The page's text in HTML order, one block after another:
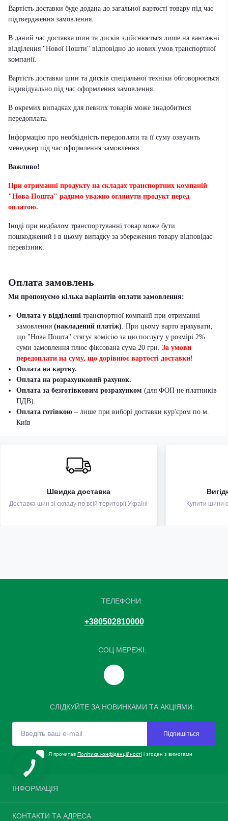
Вартість доставки буде додана до загальної вартості товару під час
підтвердження замовлення.
В даний час доставка шин та дисків здійснюється лише на вантажні
відділення "Нової Пошти" відповідно до нових умов транспортної
компанії.
Вартість доставки шин та дисків спеціальної техніки обговорюється
індивідуально під час оформлення замовлення.
В окремих випадках для певних товарів може знадобитися
передоплата.
Інформацію про необхідність передоплати та її суму озвучить
менеджер під час оформлення замовлення.
Важливо!
При отриманні продукту на складах транспортних компаній
"Нова Пошта" радимо уважно оглянути продукт перед
оплатою.
Іноді при недбалом транспортуванні товар може бути
пошкоджений і в цьому випадку за збереження товару відповідає
перевізник.
Оплата замовлень
Ми пропонуємо кілька варіантів оплати замовлення:
Оплата у відділенні транспортної компанії при отриманні
замовлення (накладений платіж). При цьому варто врахувати,
що "Нова Пошта" стягує комісію за цю послугу у розмірі 2%
суми замовлення плюс фіксована сума 20 грн. За умови
передоплати на суму, що дорівнює вартості доставки!
Оплата на картку.
Оплата на розрахунковий рахунок.
Оплата за безготівковим розрахунком (для ФОП не платників
ПДВ).
Оплата готівкою – лише при виборі доставки кур'єром по м.
Київ
Швидка доставка
Доставка шин зі складу по всій території Україні Купити шини
ТЕЛЕФОНИ:
+380502810000
СОЦ МЕРЕЖІ:
СЛІДКУЙТЕ ЗА НОВИНКАМИ ТА АКЦІЯМИ:
Підпишіться
Я прочитав Політика конфіденційностіі згоден з вимогами
ІНФОРМАЦІЯ
КОНТАКТИ ТА АДРЕСА